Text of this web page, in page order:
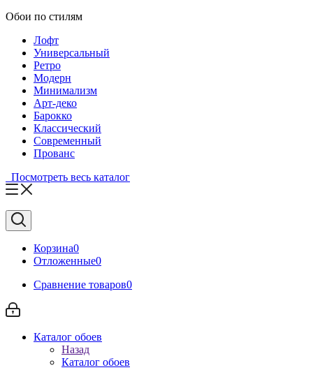
Обои по стилям
Лофт
Универсальный
Ретро
Модерн
Минимализм
Арт-деко
Барокко
Классический
Современный
Прованс
Посмотреть весь каталог
Корзина0
Отложенные0
Сравнение товаров0
Каталог обоев
Назад
Каталог обоев